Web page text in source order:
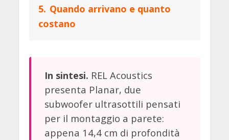
5. Quando arrivano e quanto
costano
In sintesi. REL Acoustics
presenta Planar, due
subwoofer ultrasottili pensati
per il montaggio a parete:
appena 14,4 cm di profondità